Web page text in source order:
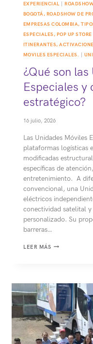
EXPERIENCIAL
BOGOTÁ, ROADSHOW DE
EMPRESAS COLOMBIA,
ESPECIALES, POP UP STORE
ITINERANTES,
MOVILES ESPECIALES.
¿Qué son
Especiales y
estratégico?
16 julio, 2026
Las Unidades Móviles
plataformas logísticas
modificadas
específicas de
entretenimiento. A
convencional, una
eléctricos
conectividad satelital
personalizado. Su
barreras…
LEER MÁS¿QUÉ
MÓVILES
ESPECIALES
Y
CUÁL
ES
SU